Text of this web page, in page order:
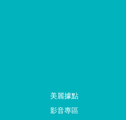
美麗據點
影音專區